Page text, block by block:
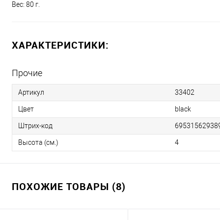
Вес: 80 г.
ХАРАКТЕРИСТИКИ:
Прочие
Артикул 33402
Цвет black
Штрих-код
Высота (см.) 4
ПОХОЖИЕ ТОВАРЫ (8)